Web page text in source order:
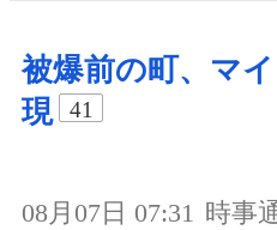
被爆前の町、マ
現
41
08月07日 07:31 時事